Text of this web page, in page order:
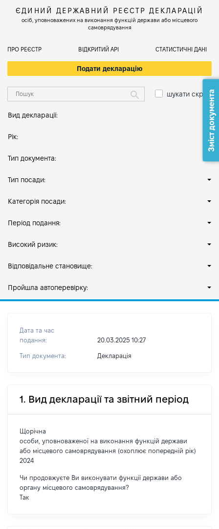
ЄДИНИЙ ДЕРЖАВНИЙ РЕЄСТР ДЕКЛАРАЦІЙ
осіб, уповноважених на виконання функцій держави або місцевого
самоврядування
ПРО РЕЄСТР ВІДКРИТИЙ АРІ СТАТИСТИЧНІ ДАНІ
Подати декларацію
шукати скрізь
Вид декларації:
Рік:
Тип документа:
Тип посади:
Категорія посади:
Період подання:
Високий ризик:
Відповідальне становище:
Пройшла автоперевірку:
Дата та час
подання:
20.03.2025 10:27
Тип документа: Декларація
1. Вид декларації та звітний період
Щорічна
особи, уповноваженої на виконання функцій держави
або місцевого самоврядування (охоплює попередній рік)
2024
Чи продовжуєте Ви виконувати функції держави або
органу місцевого самоврядування?
Так
Зміст документа